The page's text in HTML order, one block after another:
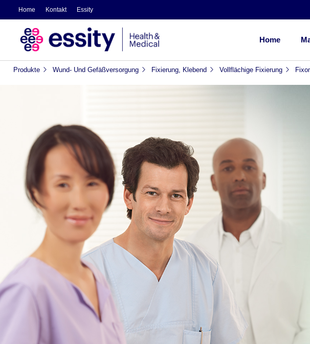
Home Kontakt Essity
Home
Produkte Wund- Und Gefäßversorgung Fixierung, Klebend Vollflächige Fixierung